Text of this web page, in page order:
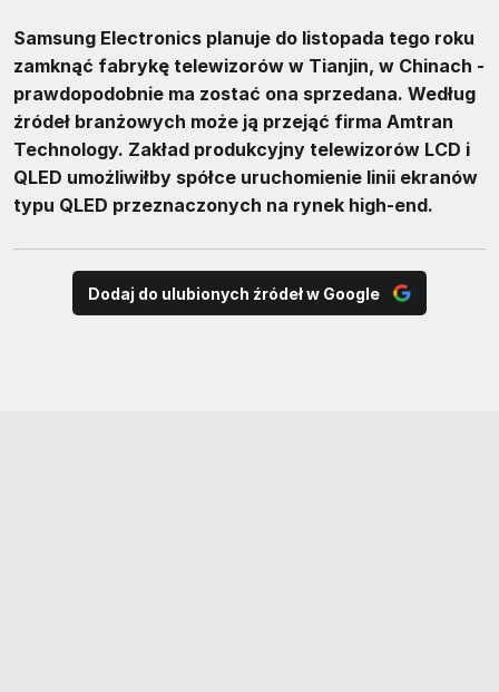
Samsung Electronics planuje do listopada tego roku
zamknąć fabrykę telewizorów w Tianjin, w Chinach -
prawdopodobnie ma zostać ona sprzedana. Według
źródeł branżowych może ją przejąć firma Amtran
Technology. Zakład produkcyjny telewizorów LCD i
QLED umożliwiłby spółce uruchomienie linii ekranów
typu QLED przeznaczonych na rynek high-end.
Dodaj do ulubionych źródeł w Google